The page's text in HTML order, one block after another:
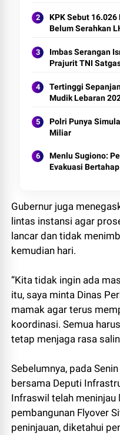
KPK Sebut
Belum Serahkan
Imbas Serangan
Prajurit TNI
Tertinggi
Mudik Lebaran
Polri Punya
Miliar
Menlu Sugiono:
Evakuasi
Gubernur juga
lintas instansi agar
lancar dan tidak
kemudian hari.
“Kita tidak ingin ada
itu, saya minta Dinas
mamak agar terus
koordinasi. Semua
tetap menjaga rasa
Sebelumnya, pada
bersama Deputi
Infraswil telah meninjau
pembangunan Flyover
peninjauan, diketahui